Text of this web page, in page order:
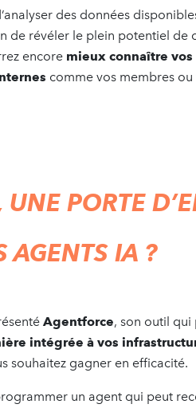
des données
de révéler le plein potentiel de
encore mieux connaître
comme vos membres
UNE PORTE D’
AGENTS IA ?
Agentforce, son outil qui
intégrée à vos
souhaitez gagner en efficacité.
un agent qui peut